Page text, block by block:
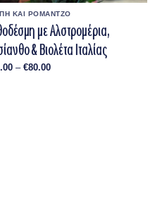
ΚΑΙ ΡΟΜΑΝΤΖΟ
με Αλστρομέρια,
& Βιολέτα Ιταλίας
– €80.00Price